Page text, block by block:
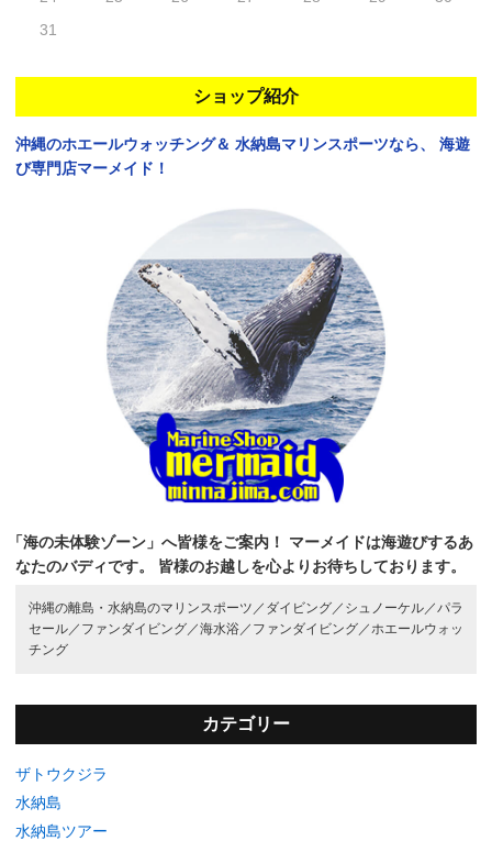
31
ショップ紹介
沖縄のホエールウォッチング＆ 水納島マリンスポーツなら、
海遊
び専門店マーメイド！
「海の未体験ゾーン」へ皆様をご案内！
マーメイドは海遊びするあ
なたのバディです。
皆様のお越しを心よりお待ちしております。
沖縄の離島・水納島のマリンスポーツ／ ダイビング／ シュノーケル／ パラ
セール／ ファンダイビング／海水浴／ ファンダイビング／ ホエールウォッ
チング
カテゴリー
ザトウクジラ
水納島
水納島ツアー